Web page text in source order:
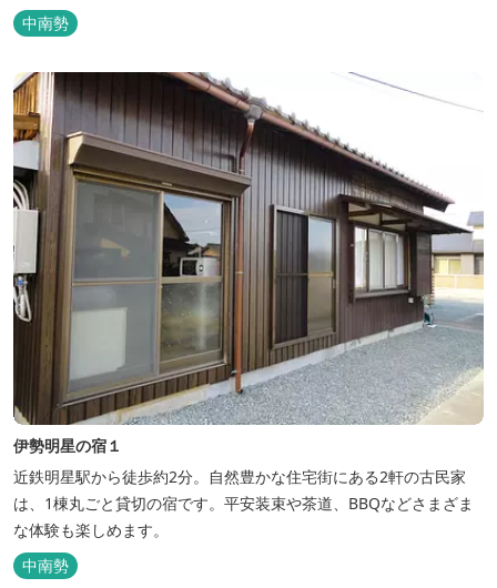
中南勢
伊勢明星の宿１
近鉄明星駅から徒歩約2分。自然豊かな住宅街にある2軒の古民家
は、1棟丸ごと貸切の宿です。平安装束や茶道、BBQなどさまざま
な体験も楽しめます。
中南勢